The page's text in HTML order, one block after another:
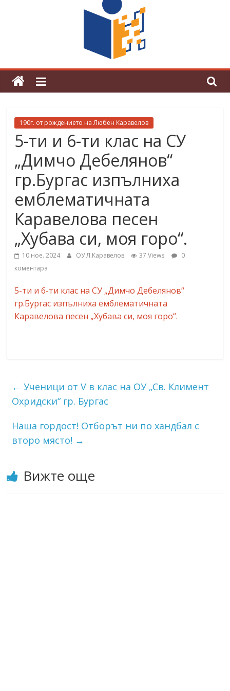
поредна награда от конкурс на
център за развитие на човешките
ресурси (ЦРЧР)
190г. от рождението на Любен Каравелов
5-ти и 6-ти клас на СУ
„Димчо Дебелянов“
гр.Бургас изпълниха
емблематичната
Каравелова песен
„Хубава си, моя горо“.
10 ное. 2024 ОУ Л.Каравелов 37 Views
0
коментара
5-ти и 6-ти клас на СУ „Димчо Дебелянов“
гр.Бургас изпълниха емблематичната
Каравелова песен „Хубава си, моя горо“.
← Ученици от V в клас на ОУ „Св. Климент
Охридски“ гр. Бургас
Наша гордост! Отборът ни по хандбал с
второ място! →
Вижте още